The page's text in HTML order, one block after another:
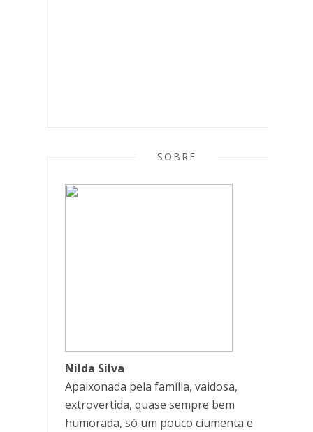
SOBRE
Nilda Silva
Apaixonada pela família, vaidosa,
extrovertida, quase sempre bem
humorada, só um pouco ciumenta e